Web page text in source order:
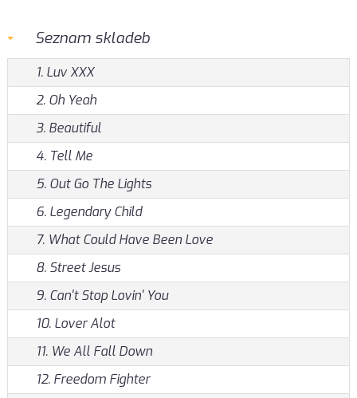
Seznam skladeb
1. Luv XXX
2. Oh Yeah
3. Beautiful
4. Tell Me
5. Out Go The Lights
6. Legendary Child
7. What Could Have Been Love
8. Street Jesus
9. Can't Stop Lovin' You
10. Lover Alot
11. We All Fall Down
12. Freedom Fighter